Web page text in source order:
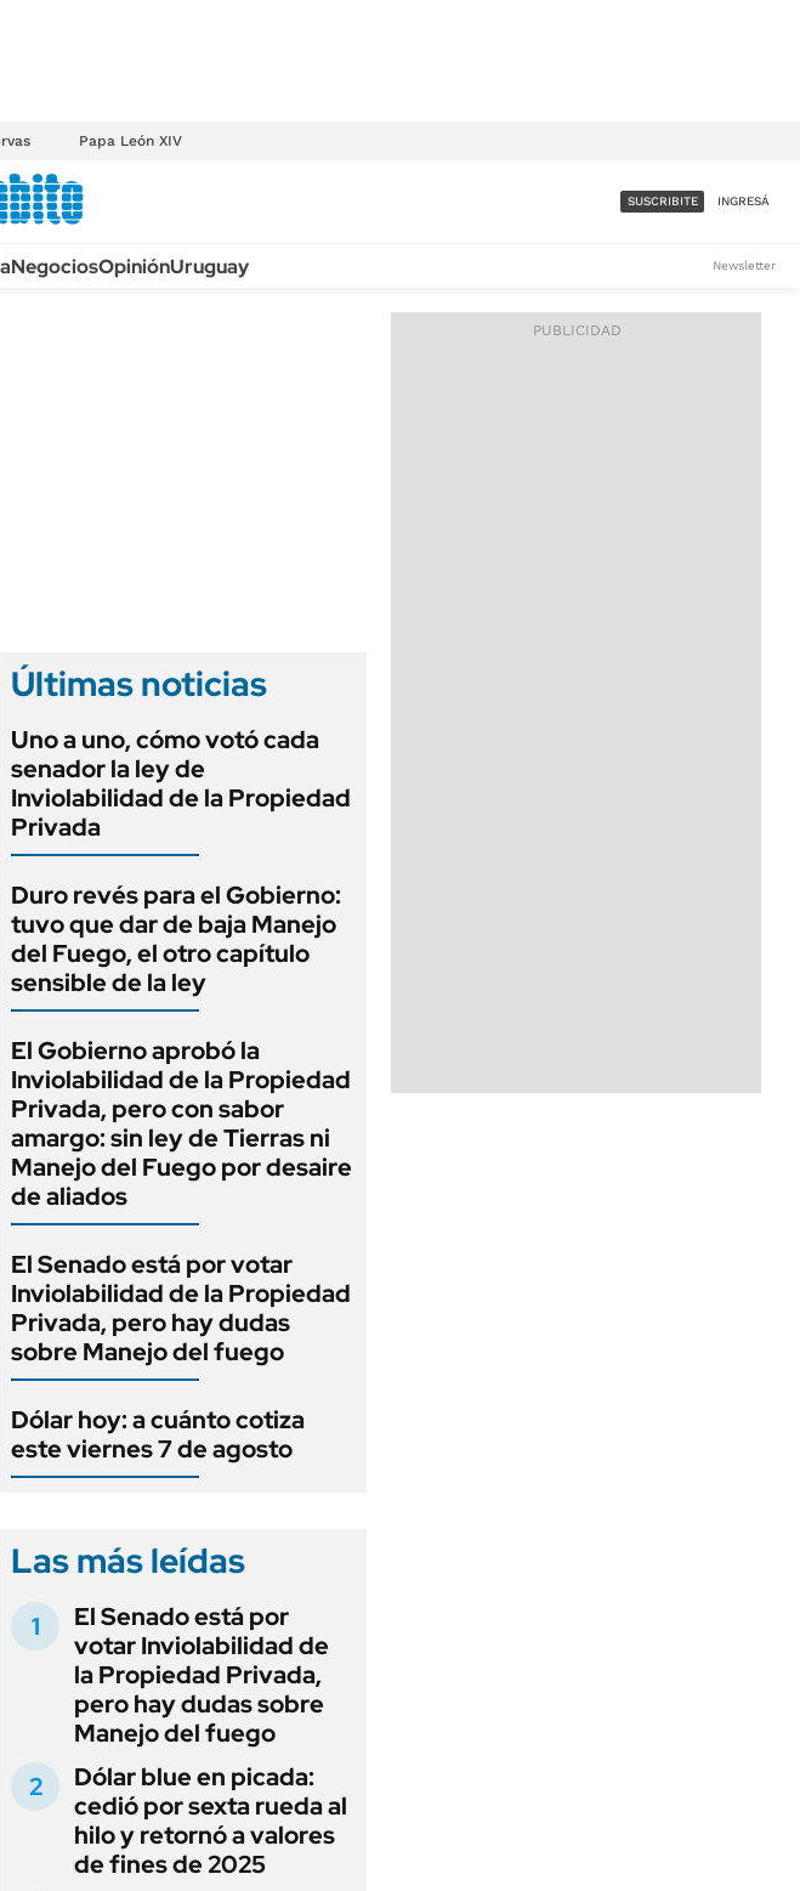
Papa León XIV
ACCESO FULL - $1.800/MES
SUSCRIBITE INGRESÁ
NegociosOpiniónUruguay Newsletter
Últimas noticias
Uno a uno, cómo votó cada
senador la ley de
Inviolabilidad de la Propiedad
Privada
Duro revés para el Gobierno:
tuvo que dar de baja Manejo
del Fuego, el otro capítulo
sensible de la ley
El Gobierno aprobó la
Inviolabilidad de la Propiedad
Privada, pero con sabor
amargo: sin ley de Tierras ni
Manejo del Fuego por desaire
de aliados
El Senado está por votar
Inviolabilidad de la Propiedad
Privada, pero hay dudas
sobre Manejo del fuego
Dólar hoy: a cuánto cotiza
este viernes 7 de agosto
Las más leídas
El Senado está por
votar Inviolabilidad de
la Propiedad Privada,
pero hay dudas sobre
Manejo del fuego
Dólar blue en picada:
cedió por sexta rueda al
hilo y retornó a valores
de fines de 2025